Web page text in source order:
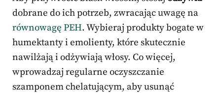
dobrane do ich potrzeb, zwracając uwagę na
równowagę PEH. Wybieraj produkty bogate w
humektanty i emolienty, które skutecznie
nawilżają i odżywiają włosy. Co więcej,
wprowadzaj regularne oczyszczanie
szamponem chelatującym, aby usunąć